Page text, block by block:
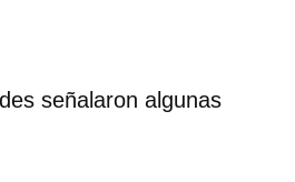
señalaron algunas